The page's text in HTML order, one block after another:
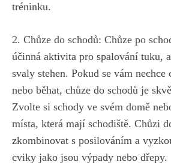
tréninku.
2. Chůze do schodů: ⁢Chůze po
účinná aktivita pro ⁣spalování ‌tuku,
svaly stehen. ‍Pokud se vám nechce
nebo běhat, chůze do⁣ schodů je
Zvolte si schody ⁢ve svém domě
místa,⁣ která mají schodiště. Chůzi⁣
zkombinovat s posilováním a
cviky⁣ jako ​jsou⁣ výpady‌ nebo dřepy.